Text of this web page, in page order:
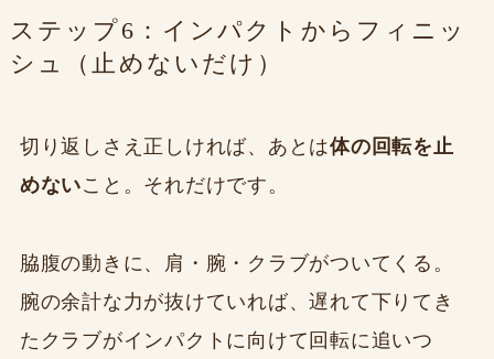
ステップ6：インパクトからフィニッ
シュ（止めないだけ）
切り返しさえ正しければ、あとは体の回転を止
めないこと。それだけです。
脇腹の動きに、肩・腕・クラブがついてくる。
腕の余計な力が抜けていれば、遅れて下りてき
たクラブがインパクトに向けて回転に追いつ